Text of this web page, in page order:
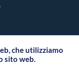
che utilizziamo
sito web.